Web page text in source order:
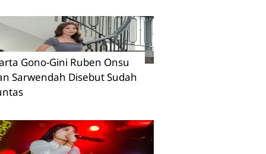
Gono-Gini Ruben Onsu
Sarwendah Disebut Sudah